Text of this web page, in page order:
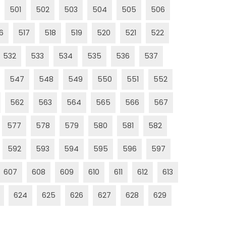
501 502 503 504 505 506
517 518 519 520 521 522
532 533 534 535 536 537
547 548 549 550 551 552
562 563 564 565 566 567
577 578 579 580 581 582
592 593 594 595 596 597
607 608 609 610 611 612 613
624 625 626 627 628 629